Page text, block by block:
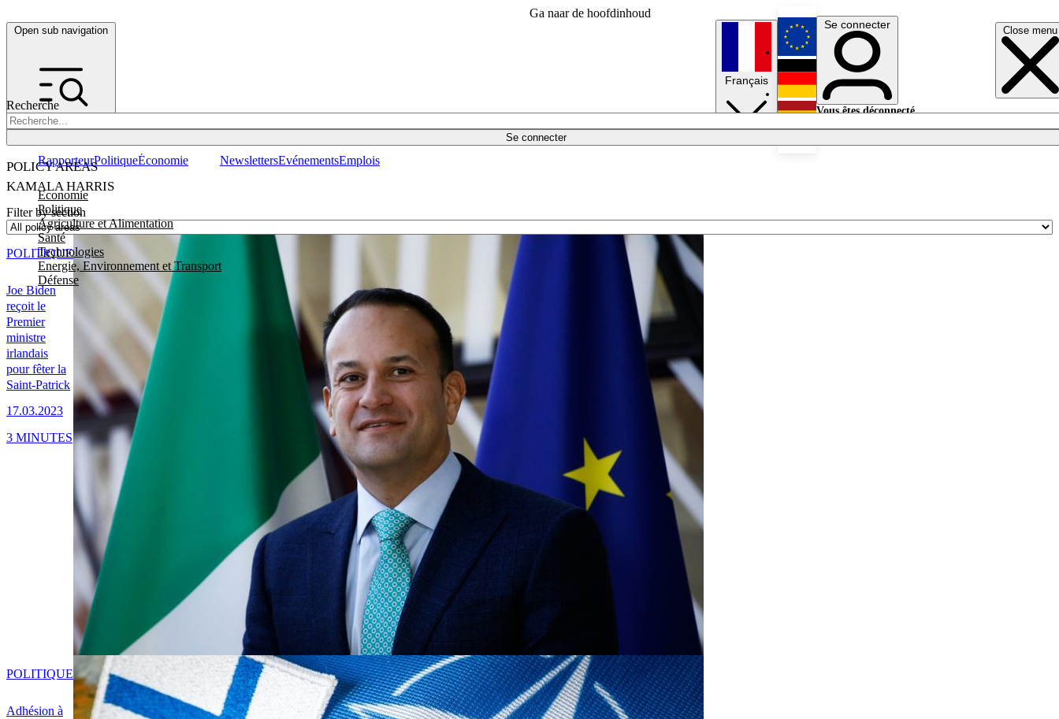
Ga naar de hoofdinhoud
Open sub navigation Close menu
Recherche
Se connecter
POLICY AREAS
Economie
Politique
Agriculture et Alimentation
Santé
Technologies
Energie, Environnement et Transport
Défense
RapporteurPolitiqueÉconomie NewslettersEvénementsEmplois
Français
English
Deutsch
Se connecter
Vous êtes déconnecté.
KAMALA HARRIS
Filter by section
Joe Biden
reçoit le
Premier
ministre
irlandais
pour fêter la
Saint-Patrick
17.03.2023
POLITIQUE
3 MINUTES
Adhésion à
POLITIQUE